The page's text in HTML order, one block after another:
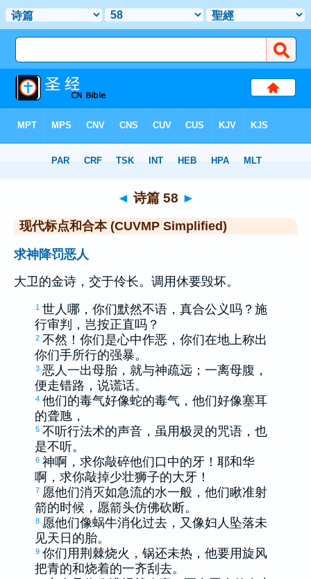
> 诗篇 58
◄ 诗篇 58 ►
现代标点和合本 (CUVMP Simplified)
求神降罚恶人
大卫的金诗，交于伶长。调用休要毁坏。
1 世人哪，你们默然不语，真合公义吗？施
行审判，岂按正直吗？
2 不然！你们是心中作恶，你们在地上称出
你们手所行的强暴。
3 恶人一出母胎，就与神疏远；一离母腹，
便走错路，说谎话。
4 他们的毒气好像蛇的毒气，他们好像塞耳
的聋虺，
5 不听行法术的声音，虽用极灵的咒语，也
是不听。
6 神啊，求你敲碎他们口中的牙！耶和华
啊，求你敲掉少壮狮子的大牙！
7 愿他们消灭如急流的水一般，他们瞅准射
箭的时候，愿箭头仿佛砍断。
8 愿他们像蜗牛消化过去，又像妇人坠落未
见天日的胎。
9 你们用荆棘烧火，锅还未热，他要用旋风
把青的和烧着的一齐刮去。